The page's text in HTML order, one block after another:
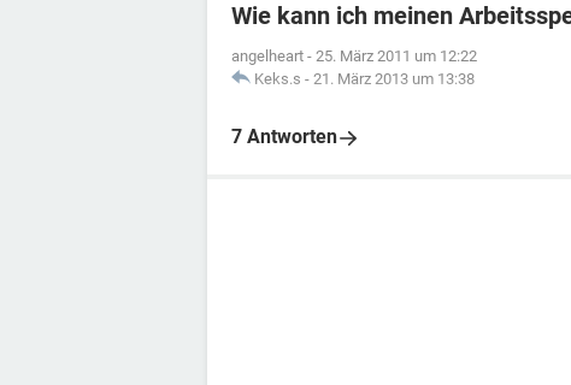
Wie kann ich meinen
angelheart - 25. März 2011 um 12:22
Keks.s - 21. März 2013 um 13:38
7 Antworten